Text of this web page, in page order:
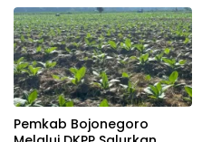
Pemkab Bojonegoro